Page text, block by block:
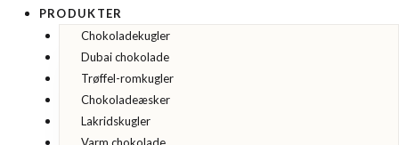
PRODUKTER
Chokoladekugler
Dubai chokolade
Trøffel-romkugler
Chokoladeæsker
Lakridskugler